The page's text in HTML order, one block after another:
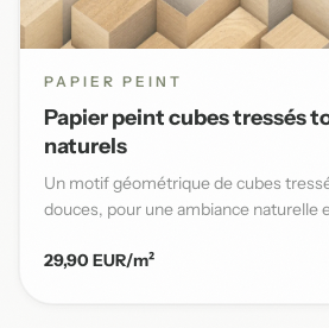
PAPIER PEINT
Papier peint cubes tressés
naturels
Un motif géométrique de cubes
douces, pour une ambiance naturelle
29,90 EUR/m²